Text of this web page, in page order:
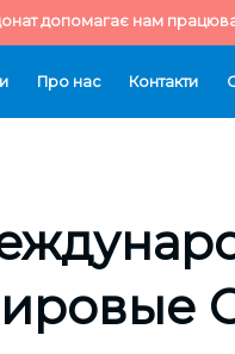
допомагає нам
Про нас Контакти